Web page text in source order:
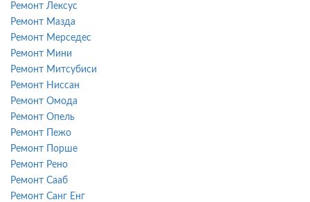
Ремонт Лексус
Ремонт Мазда
Ремонт Мерседес
Ремонт Мини
Ремонт Митсубиси
Ремонт Ниссан
Ремонт Омода
Ремонт Опель
Ремонт Пежо
Ремонт Порше
Ремонт Рено
Ремонт Сааб
Ремонт Санг Енг